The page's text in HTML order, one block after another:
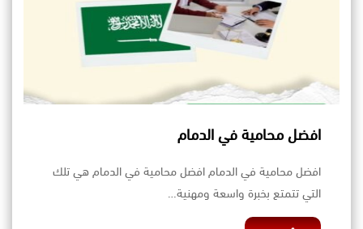
افضل محامية في الدمام
افضل محامية في الدمام افضل محامية في الدمام هي تلك
التي تتمتع بخبرة واسعة ومهنية…